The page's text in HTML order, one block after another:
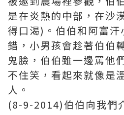
是在炎熱的中部，在沙
得口渴)。伯伯和阿富汗
錯，小男孩會趁著伯伯
鬼臉，伯伯雖一邊罵他
不住笑，看起來就像是
人。
(8-9-2014)伯伯向我們